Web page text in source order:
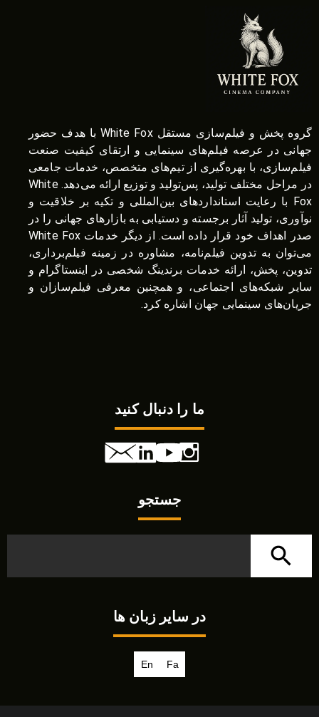
گروه پخش و فیلم‌سازی مستقل White Fox با هدف حضور
جهانی در عرصه فیلم‌های سینمایی و ارتقای کیفیت صنعت
فیلم‌سازی، با بهره‌گیری از تیم‌های متخصص، خدمات جامعی
در مراحل مختلف تولید، پس‌تولید و توزیع ارائه می‌دهد. White
Fox با رعایت استانداردهای بین‌المللی و تکیه بر خلاقیت و
نوآوری، تولید آثار برجسته و دستیابی به بازارهای جهانی را در
صدر اهداف خود قرار داده است. از دیگر خدمات White Fox
می‌توان به تدوین فیلم‌نامه، مشاوره در زمینه فیلم‌برداری،
تدوین، پخش، ارائه خدمات برندینگ شخصی در اینستاگرام و
سایر شبکه‌های اجتماعی، و همچنین معرفی فیلم‌سازان و
جریان‌های سینمایی جهان اشاره کرد.
ما را دنبال کنید
جستجو
در سایر زبان ها
Fa
En